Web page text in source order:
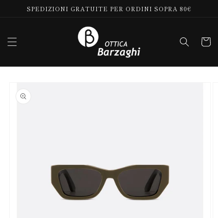
direttamente
SPEDIZIONI GRATUITE PER ORDINI SOPRA 80€
Carrello
informazioni
sul prodotto